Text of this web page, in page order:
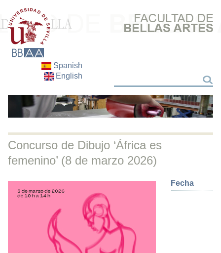
Spanish
English
Buscar
Concurso de Dibujo ‘África es
femenino’ (8 de marzo 2026)
Fecha